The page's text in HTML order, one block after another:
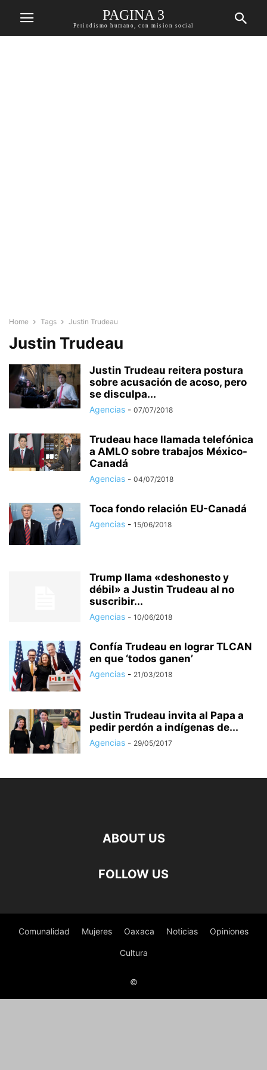
PAGINA 3
Periodismo humano, con mision social
Home Tags Justin Trudeau
Justin Trudeau
Justin Trudeau reitera postura
sobre acusación de acoso, pero
se disculpa...
Agencias - 07/07/2018
Trudeau hace llamada telefónica
a AMLO sobre trabajos México-
Canadá
Agencias - 04/07/2018
Toca fondo relación EU-Canadá
Agencias - 15/06/2018
Trump llama «deshonesto y
débil» a Justin Trudeau al no
suscribir...
Agencias - 10/06/2018
Confía Trudeau en lograr TLCAN
en que ‘todos ganen’
Agencias - 21/03/2018
Justin Trudeau invita al Papa a
pedir perdón a indígenas de...
Agencias - 29/05/2017
ABOUT US
FOLLOW US
Comunalidad Mujeres Oaxaca Noticias Opiniones
Cultura
©